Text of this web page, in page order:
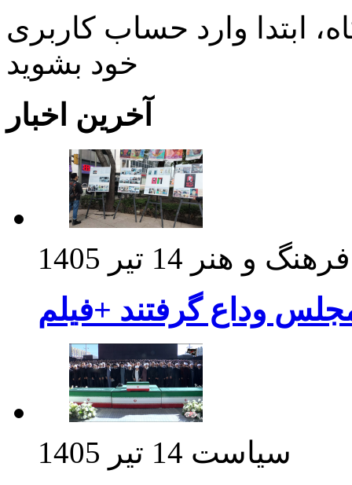
ابتدا وارد حساب كاربری
خود بشويد
آخرین اخبار
فرهنگ و هنر 14 تیر 1405
وداع گرفتند +فیلم
سیاست 14 تیر 1405